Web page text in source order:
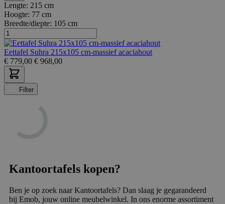
Lengte: 215 cm
Hoogte: 77 cm
Breedte/diepte: 105 cm
Eettafel Suhra 215x105 cm-massief acaciahout
€ 779,00 € 968,00
Filter
Kantoortafels kopen?
Ben je op zoek naar Kantoortafels? Dan slaag je gegarandeerd
bij Emob, jouw online meubelwinkel. In ons enorme assortiment